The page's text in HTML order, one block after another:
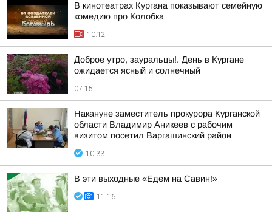
В кинотеатрах Кургана показывают семейную
комедию про Колобка
10:12
Доброе утро, зауральцы!. День в Кургане
ожидается ясный и солнечный
07:15
Накануне заместитель прокурора Курганской
области Владимир Аникеев с рабочим
визитом посетил Варгашинский район
10:33
В эти выходные «Едем на Савин!»
11:16